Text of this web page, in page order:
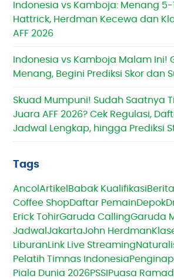
Indonesia vs Kamboja: Menang
Hattrick, Herdman Kecewa dan
AFF 2026
Indonesia vs Kamboja Malam Ini!
Menang, Begini Prediksi Skor dan
Skuad Mumpuni! Sudah Saatnya
Juara AFF 2026? Cek Regulasi,
Jadwal Lengkap, hingga Prediksi
Tags
Ancol Artikel Babak KualifikasiBerita
Coffee ShopDaftar PemainDepok
Erick TohirGaruda CallingGaruda
JadwalJakartaJohn Herdman
Liburan Link Live Streaming
Pelatih Timnas Indonesia
Piala Dunia 2026PSSI Puasa